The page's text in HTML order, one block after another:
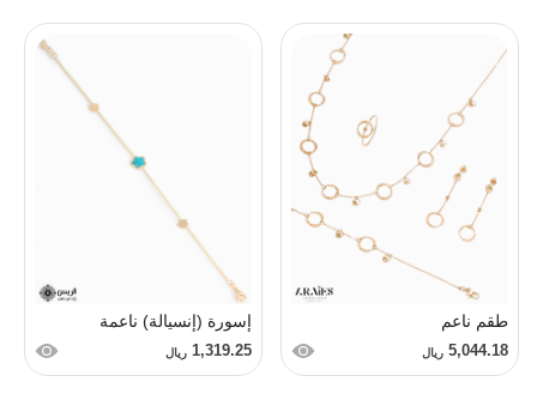
طقم ناعم
5,044.18 ريال
إسورة (إنسيالة) ناعمة
1,319.25 ريال